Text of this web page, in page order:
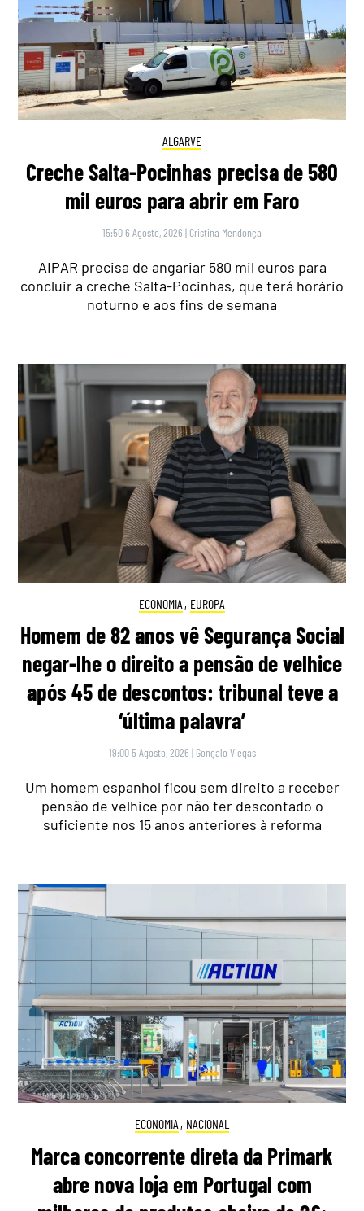
ALGARVE
Creche Salta-Pocinhas precisa de 580
mil euros para abrir em Faro
15:50 6 Agosto, 2026 | Cristina Mendonça
AIPAR precisa de angariar 580 mil euros para
concluir a creche Salta-Pocinhas, que terá horário
noturno e aos fins de semana
ECONOMIA , EUROPA
Homem de 82 anos vê Segurança Social
negar-lhe o direito a pensão de velhice
após 45 de descontos: tribunal teve a
‘última palavra’
19:00 5 Agosto, 2026 | Gonçalo Viegas
Um homem espanhol ficou sem direito a receber
pensão de velhice por não ter descontado o
suficiente nos 15 anos anteriores à reforma
ECONOMIA , NACIONAL
Marca concorrente direta da Primark
abre nova loja em Portugal com